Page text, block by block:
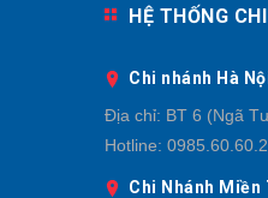
HỆ THỐNG
Chi nhánh Hà
Địa chỉ: BT 6 (Ngã
Hotline:
Chi Nhánh Miền